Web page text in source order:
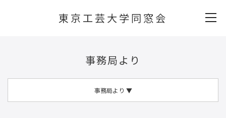
東京工芸大学同窓会
事務局より
事務局より ▼